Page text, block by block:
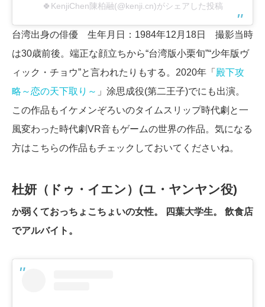
🍀KenjiChen陳柏融(@kenji.cn)がシェアした投稿
台湾出身の俳優 生年月日：1984年12月18日 撮影当時
は30歳前後。端正な顔立ちから“台湾版小栗旬”“少年版ヴ
ィック・チョウ”と言われたりもする。2020年「 殿下攻
略～恋の天下取り～ 」涂思成役(第二王子)でにも出演。
この作品もイケメンぞろいのタイムスリップ時代劇と一
風変わった時代劇VR音もゲームの世界の作品。気になる
方はこちらの作品もチェックしておいてくださいね。
杜妍（ドゥ・イエン）(ユ・ヤンヤン役)
か弱くておっちょこちょいの女性。 四葉大学生。 飲食店
でアルバイト。